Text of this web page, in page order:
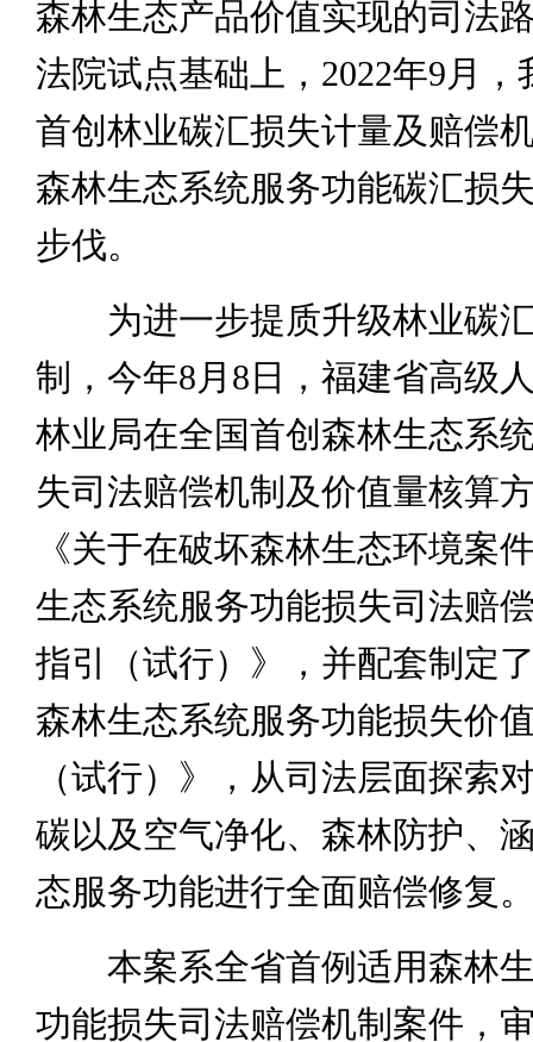
森林生态产品价值实现的司法
法院试点基础上，2022年9月，
首创林业碳汇损失计量及赔偿
森林生态系统服务功能碳汇损
步伐。
为进一步提质升级林业碳汇
制，今年8月8日，福建省高级
林业局在全国首创森林生态系
失司法赔偿机制及价值量核算
《关于在破坏森林生态环境案
生态系统服务功能损失司法赔
指引（试行）》，并配套制定
森林生态系统服务功能损失价
（试行）》，从司法层面探索
碳以及空气净化、森林防护、
态服务功能进行全面赔偿修复
本案系全省首例适用森林生
功能损失司法赔偿机制案件，